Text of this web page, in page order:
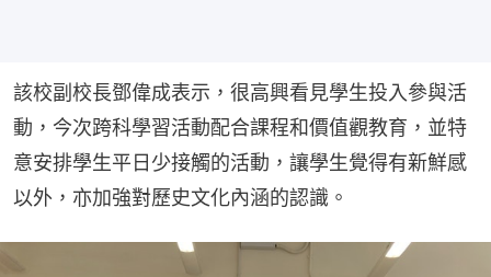
該校副校長鄧偉成表示，很高興看見學生投入參與活
動，今次跨科學習活動配合課程和價值觀教育，並特
意安排學生平日少接觸的活動，讓學生覺得有新鮮感
以外，亦加強對歷史文化內涵的認識。